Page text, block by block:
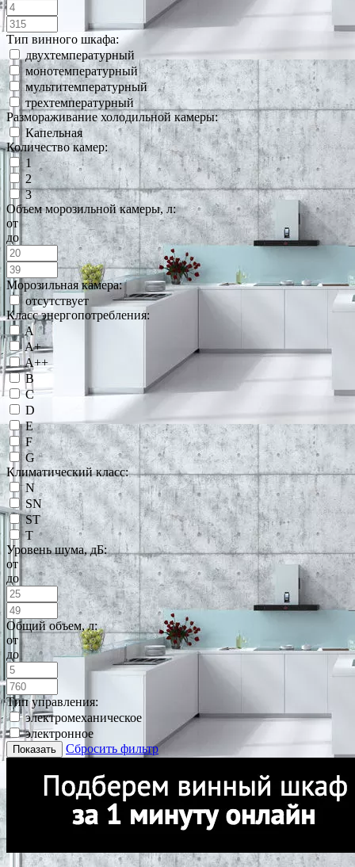
Тип винного шкафа:
двухтемпературный
монотемпературный
мультитемпературный
трехтемпературный
Размораживание холодильной камеры:
Капельная
Количество камер:
1
2
3
Объем морозильной камеры, л:
от
до
Морозильная камера:
отсутствует
Класс энергопотребления:
A
A+
A++
B
C
D
E
F
G
Климатический класс:
N
SN
ST
T
Уровень шума, дБ:
от
до
Общий объем, л:
от
до
Тип управления:
электромеханическое
электронное
Показать Сбросить фильтр